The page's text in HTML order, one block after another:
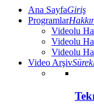
Ana SayfaGiriş
Programlar
Videolu
Videolu
Videolu
Video Arşiv